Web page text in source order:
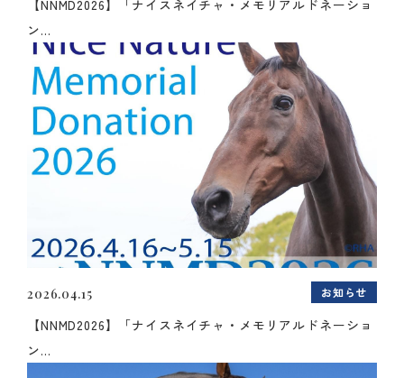
【NNMD2026】「ナイスネイチャ・メモリアルドネーショ
ン...
2026.04.15 お知らせ
【NNMD2026】「ナイスネイチャ・メモリアルドネーショ
ン...